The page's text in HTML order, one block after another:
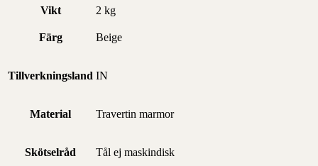
Vikt 2 kg
Färg Beige
Tillverkningsland IN
Material Travertin marmor
Skötselråd Tål ej maskindisk